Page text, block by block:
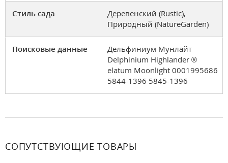
Стиль сада
Деревенский (Rustic),
Природный (NatureGarden)
Поисковые данные
Дельфиниум Мунлайт
Delphinium Highlander ®
elatum Moonlight 0001995686
5844-1396 5845-1396
СОПУТСТВУЮЩИЕ ТОВАРЫ